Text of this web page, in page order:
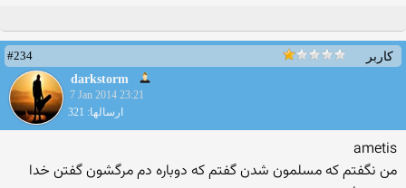
کاربر
#234
darkstorm
7 Jan 2014 23:21
ارسالها: 321
ametis
من نگفتم كه مسلمون شدن گفتم كه دوباره دم مرگشون گفتن خدا